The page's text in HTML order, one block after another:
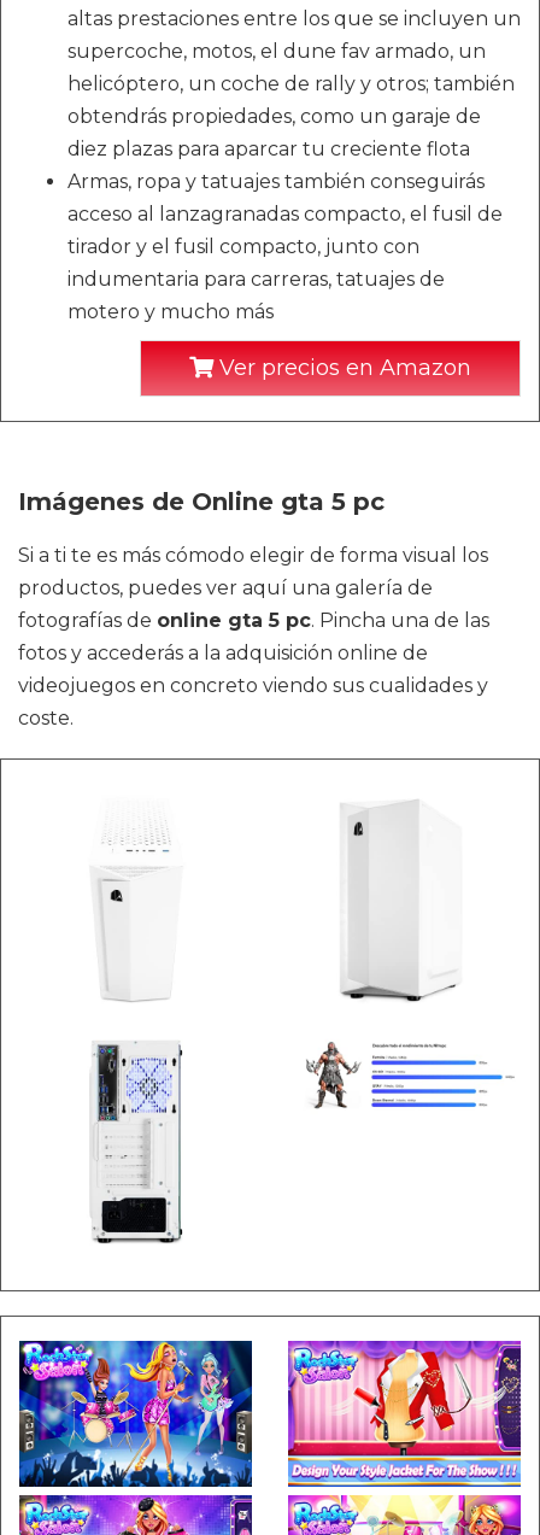
altas prestaciones entre los que se incluyen un
supercoche, motos, el dune fav armado, un
helicóptero, un coche de rally y otros; también
obtendrás propiedades, como un garaje de
diez plazas para aparcar tu creciente flota
Armas, ropa y tatuajes también conseguirás
acceso al lanzagranadas compacto, el fusil de
tirador y el fusil compacto, junto con
indumentaria para carreras, tatuajes de
motero y mucho más
Ver precios en Amazon
Imágenes de Online gta 5 pc
Si a ti te es más cómodo elegir de forma visual los
productos, puedes ver aquí una galería de
fotografías de online gta 5 pc. Pincha una de las
fotos y accederás a la adquisición online de
videojuegos en concreto viendo sus cualidades y
coste.